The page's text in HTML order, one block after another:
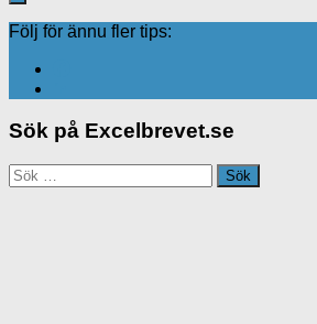
Följ för ännu fler tips:
Sök på Excelbrevet.se
Sök
efter: